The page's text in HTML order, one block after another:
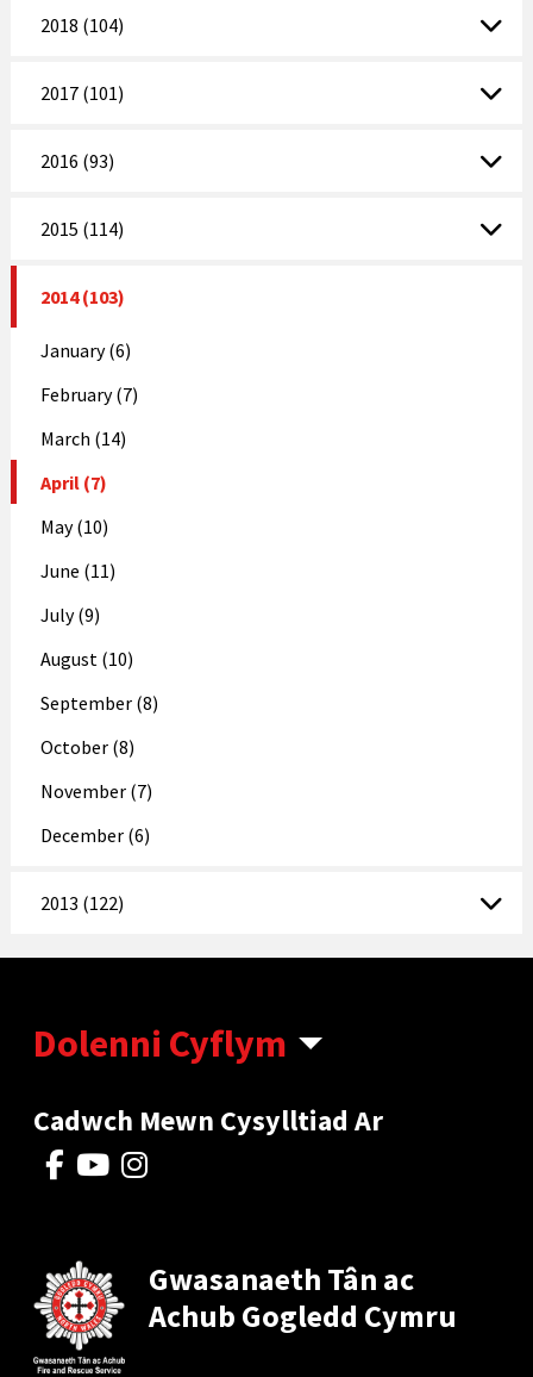
2018 (104)
2017 (101)
2016 (93)
2015 (114)
2014 (103)
January (6)
February (7)
March (14)
April (7)
May (10)
June (11)
July (9)
August (10)
September (8)
October (8)
November (7)
December (6)
2013 (122)
Dolenni Cyflym
Cadwch Mewn Cysylltiad Ar
Gwasanaeth Tân ac
Achub Gogledd Cymru